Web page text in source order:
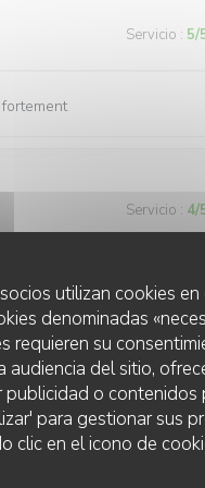
utilizan cookies
denominadas
requieren su
audiencia del sitio,
publicidad o
para gestionar sus
clic en el icono de
Servicio : 5/
Servicio : 4/
aurait été sympa vue
Servicio: 5/
nous recommandons à
LES